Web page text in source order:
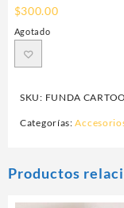
$300.00
Agotado
SKU: FUNDA
Categorías:
Productos